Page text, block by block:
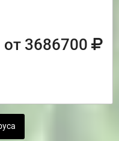
от 3686700